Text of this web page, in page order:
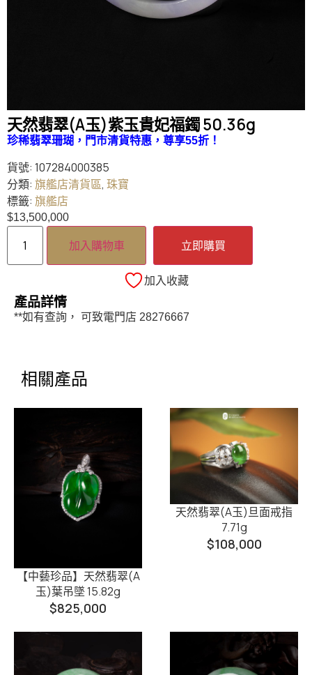
天然翡翠(A玉)紫玉貴妃福鐲 50.36g
珍稀翡翠珊瑚，門市清貨特惠， 尊享55折 ！
貨號: 107284000385
分類: 旗艦店清貨區, 珠寶
標籤: 旗艦店
$13,500,000
加入購物車 立即購買
加入收藏
產品詳情
**如有查詢， 可致電門店 28276667
相關產品
【中藝珍品】天然翡翠(A
玉)葉吊墜 15.82g
$825,000
天然翡翠(A玉)旦面戒指
7.71g
$108,000